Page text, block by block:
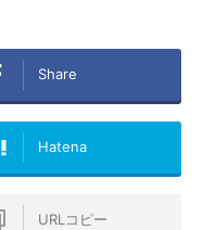
Share
Hatena
URLコピー